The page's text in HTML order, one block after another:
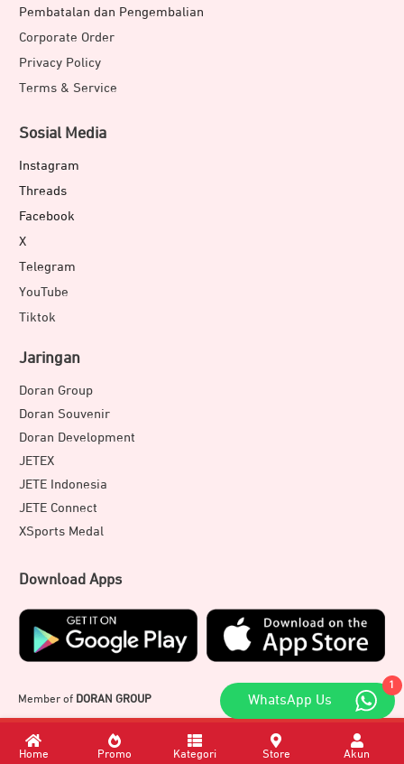
Pembatalan dan Pengembalian
Corporate Order
Privacy Policy
Terms & Service
Sosial Media
Instagram
Threads
Facebook
X
Telegram
YouTube
Tiktok
Jaringan
Doran Group
Doran Souvenir
Doran Development
JETEX
JETE Indonesia
JETE Connect
XSports Medal
Download Apps
Member of DORAN GROUP
1
WhatsApp Us
Home Promo Kategori Store Akun